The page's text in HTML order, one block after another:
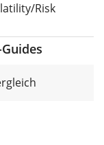
Risk